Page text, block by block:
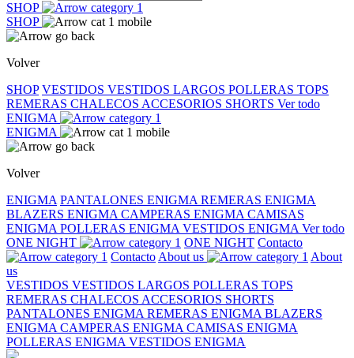
SHOP
SHOP
Volver
SHOP VESTIDOS VESTIDOS LARGOS POLLERAS TOPS
REMERAS CHALECOS ACCESORIOS SHORTS Ver todo
ENIGMA
ENIGMA
Volver
ENIGMA PANTALONES ENIGMA REMERAS ENIGMA
BLAZERS ENIGMA CAMPERAS ENIGMA CAMISAS
ENIGMA POLLERAS ENIGMA VESTIDOS ENIGMA Ver todo
ONE NIGHT
ONE NIGHT Contacto
Contacto About us
About
us
VESTIDOS VESTIDOS LARGOS POLLERAS TOPS
REMERAS CHALECOS ACCESORIOS SHORTS
PANTALONES ENIGMA REMERAS ENIGMA BLAZERS
ENIGMA CAMPERAS ENIGMA CAMISAS ENIGMA
POLLERAS ENIGMA VESTIDOS ENIGMA